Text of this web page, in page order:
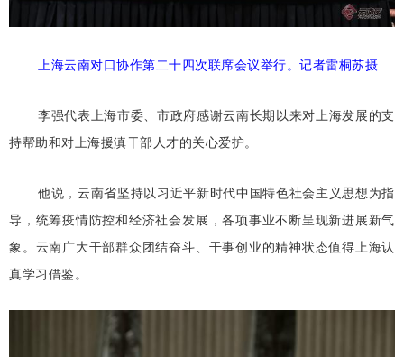
上海云南对口协作第二十四次联席会议举行。记者雷桐苏摄
李强代表上海市委、市政府感谢云南长期以来对上海发展的支
持帮助和对上海援滇干部人才的关心爱护。
他说，云南省坚持以习近平新时代中国特色社会主义思想为指
导，统筹疫情防控和经济社会发展，各项事业不断呈现新进展新气
象。云南广大干部群众团结奋斗、干事创业的精神状态值得上海认
真学习借鉴。